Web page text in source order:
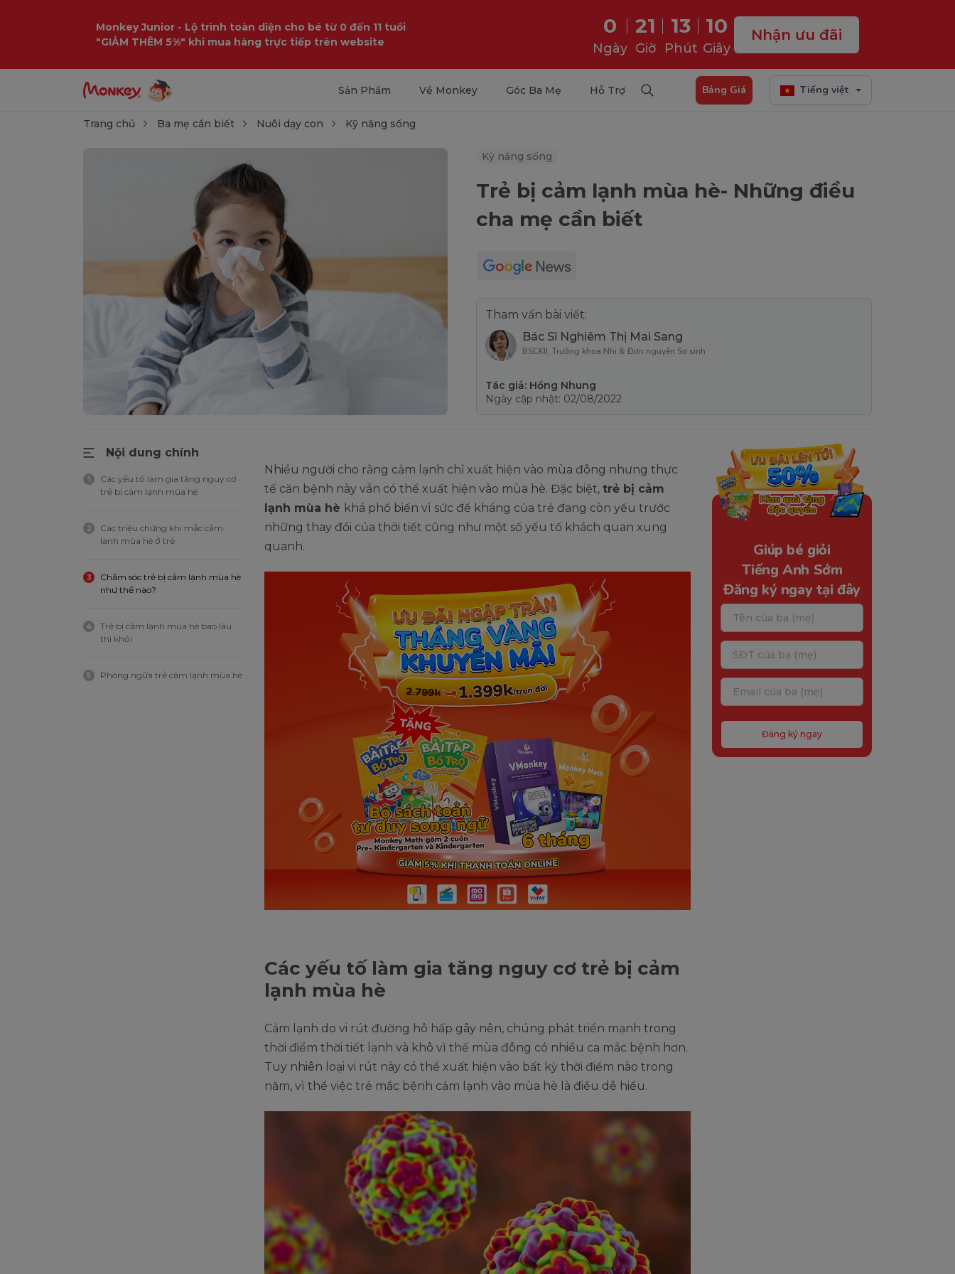
Monkey Junior - Lộ trình toàn diện cho bé từ 0 đến 11 tuổi
"GIẢM THÊM 5%" khi mua hàng trực tiếp trên website
0
Ngày
21
Giờ
13
Phút
09
Giây
Nhận ưu đãi
Sản Phẩm Về Monkey Góc Ba Mẹ Hỗ Trợ Bảng Giá Tiếng việt
Trang chủ Ba mẹ cần biết Nuôi dạy con Kỹ năng sống
Kỹ năng sống
Trẻ bị cảm lạnh mùa hè- Những điều
cha mẹ cần biết
Tham vấn bài viết:
Bác Sĩ Nghiêm Thị Mai Sang
BSCKII, Trưởng khoa Nhi & Đơn nguyên Sơ sinh
Tác giả: Hồng Nhung
Ngày cập nhật: 02/08/2022
Nội dung chính
1
Các yếu tố làm gia tăng nguy cơ
trẻ bị cảm lạnh mùa hè
2
Các triệu chứng khi mắc cảm
lạnh mùa hè ở trẻ
3
Chăm sóc trẻ bị cảm lạnh mùa hè
như thế nào?
4
Trẻ bị cảm lạnh mùa hè bao lâu
thì khỏi
5 Phòng ngừa trẻ cảm lạnh mùa hè
Nhiều người cho rằng cảm lạnh chỉ xuất hiện vào mùa đông nhưng thực
tế căn bệnh này vẫn có thể xuất hiện vào mùa hè. Đặc biệt, trẻ bị cảm
lạnh mùa hè khá phổ biến vì sức đề kháng của trẻ đang còn yếu trước
những thay đổi của thời tiết cũng như một số yếu tố khách quan xung
quanh.
Các yếu tố làm gia tăng nguy cơ trẻ bị cảm
lạnh mùa hè
Cảm lạnh do vi rút đường hô hấp gây nên, chúng phát triển mạnh trong
thời điểm thời tiết lạnh và khô vì thế mùa đông có nhiều ca mắc bệnh hơn.
Tuy nhiên loại vi rút này có thể xuất hiện vào bất kỳ thời điểm nào trong
năm, vì thể việc trẻ mắc bệnh cảm lạnh vào mùa hè là điều dễ hiểu.
Giúp bé giỏi
Tiếng Anh Sớm
Đăng ký ngay tại đây
Đăng ký ngay